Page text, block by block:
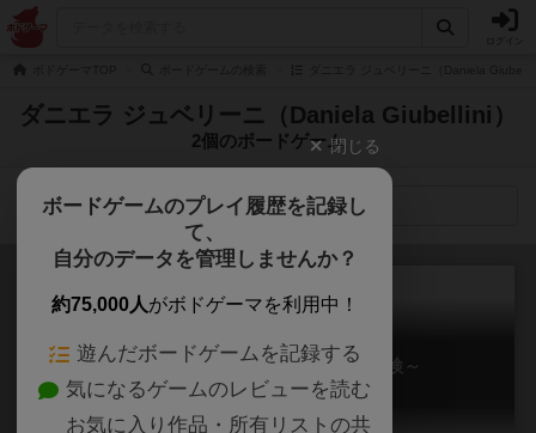
ダニエラ ジュベリーニ（Daniela Giubellini）
2個のボードゲーム
検索メニュー
ミステリーハウス～幽霊屋敷の探検～
Mystery House: Adventures in a Box
閉じる
ボードゲームのプレイ履歴を記録し
て、
自分のデータを管理しませんか？
約75,000人がボドゲーマを利用中！
遊んだボードゲームを記録する
気になるゲームのレビューを読む
お気に入り作品・所有リストの共